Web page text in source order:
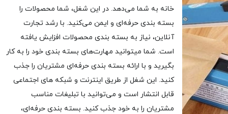
خانه به شما می‌دهد. در این شغل، شما محصولات را
بسته بندی حرفه‌ای و ایمن می‌کنید. با رشد تجارت
آنلاین، نیاز به بسته بندی محصولات افزایش یافته
است. شما میتوانید مهارت‌های بسته بندی خود را به کار
بگیرید و با ارائه بسته بندی حرفه‌ای مشتریان را جذب
کنید. این شغل از طریق اینترنت و شبکه های اجتماعی
قابل انتشار است و می‌توانید با تبلیغات مناسب
مشتریان را به خود جذب کنید. بسته بندی حرفه‌ای،